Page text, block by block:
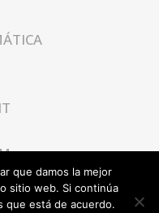
que damos la mejor
sitio web. Si continúa
que está de acuerdo.